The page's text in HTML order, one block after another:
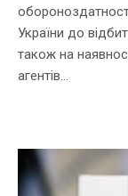
України до
також на
агентів...